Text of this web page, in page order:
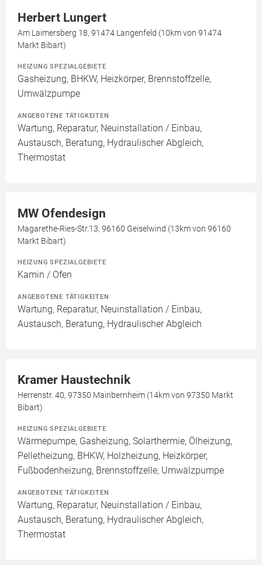
Herbert Lungert
Am Laimersberg 18, 91474 Langenfeld (10km von 91474
Markt Bibart)
HEIZUNG SPEZIALGEBIETE
Gasheizung, BHKW, Heizkörper, Brennstoffzelle,
Umwälzpumpe
ANGEBOTENE TÄTIGKEITEN
Wartung, Reparatur, Neuinstallation / Einbau,
Austausch, Beratung, Hydraulischer Abgleich,
Thermostat
MW Ofendesign
Magarethe-Ries-Str.13, 96160 Geiselwind (13km von 96160
Markt Bibart)
HEIZUNG SPEZIALGEBIETE
Kamin / Ofen
ANGEBOTENE TÄTIGKEITEN
Wartung, Reparatur, Neuinstallation / Einbau,
Austausch, Beratung, Hydraulischer Abgleich
Kramer Haustechnik
Herrenstr. 40, 97350 Mainbernheim (14km von 97350 Markt
Bibart)
HEIZUNG SPEZIALGEBIETE
Wärmepumpe, Gasheizung, Solarthermie, Ölheizung,
Pelletheizung, BHKW, Holzheizung, Heizkörper,
Fußbodenheizung, Brennstoffzelle, Umwälzpumpe
ANGEBOTENE TÄTIGKEITEN
Wartung, Reparatur, Neuinstallation / Einbau,
Austausch, Beratung, Hydraulischer Abgleich,
Thermostat